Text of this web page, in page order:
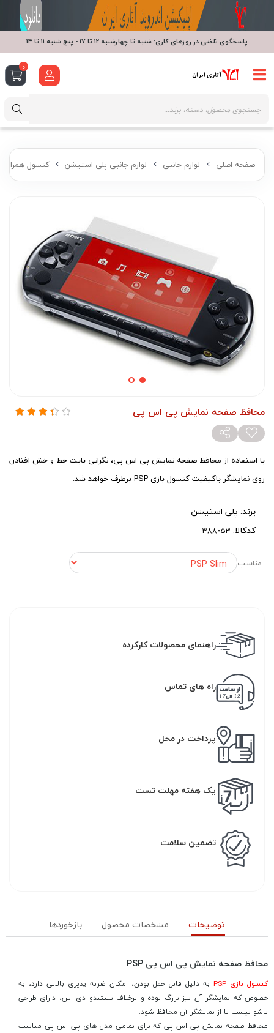
صفحه اصلی لوازم جانبی لوازم جانبی پلی استیشن کنسول همراه
محافظ صفحه نمایش پی اس پی
با استفاده از محافظ صفحه نمایش پی اس پی، نگرانی بابت خط و خش افتادن
روی نمایشگر باکیفیت کنسول بازی PSP برطرف خواهد شد.
برند: پلی استیشن
کدکالا:
مناسب
راهنمای محصولات کارکرده
راه های تماس
پرداخت در محل
یک هفته مهلت تست
تضمین سلامت
توضیحات مشخصات محصول بازخوردها
محافظ صفحه نمایش پی اس پی PSP
کنسول بازی PSP
به دلیل قابل حمل بودن، امکان ضربه پذیری بالایی دارد، به
خصوص که نمایشگر آن نیز بزرگ بوده و برخلاف نینتندو دی اس، دارای طراحی
تاشو نیست تا از نمایشگر آن محافظ شود.
محافظ صفحه نمایش پی اس پی که برای تمامی مدل های پی اس پی مناسب
پاسخگوی تلفنی در روزهای کاری: شنبه تا چهارشنبه 12 تا 17 - پنج شنبه 11 تا 14
0